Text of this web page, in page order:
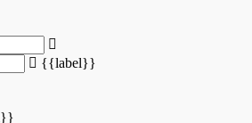
{{label}}